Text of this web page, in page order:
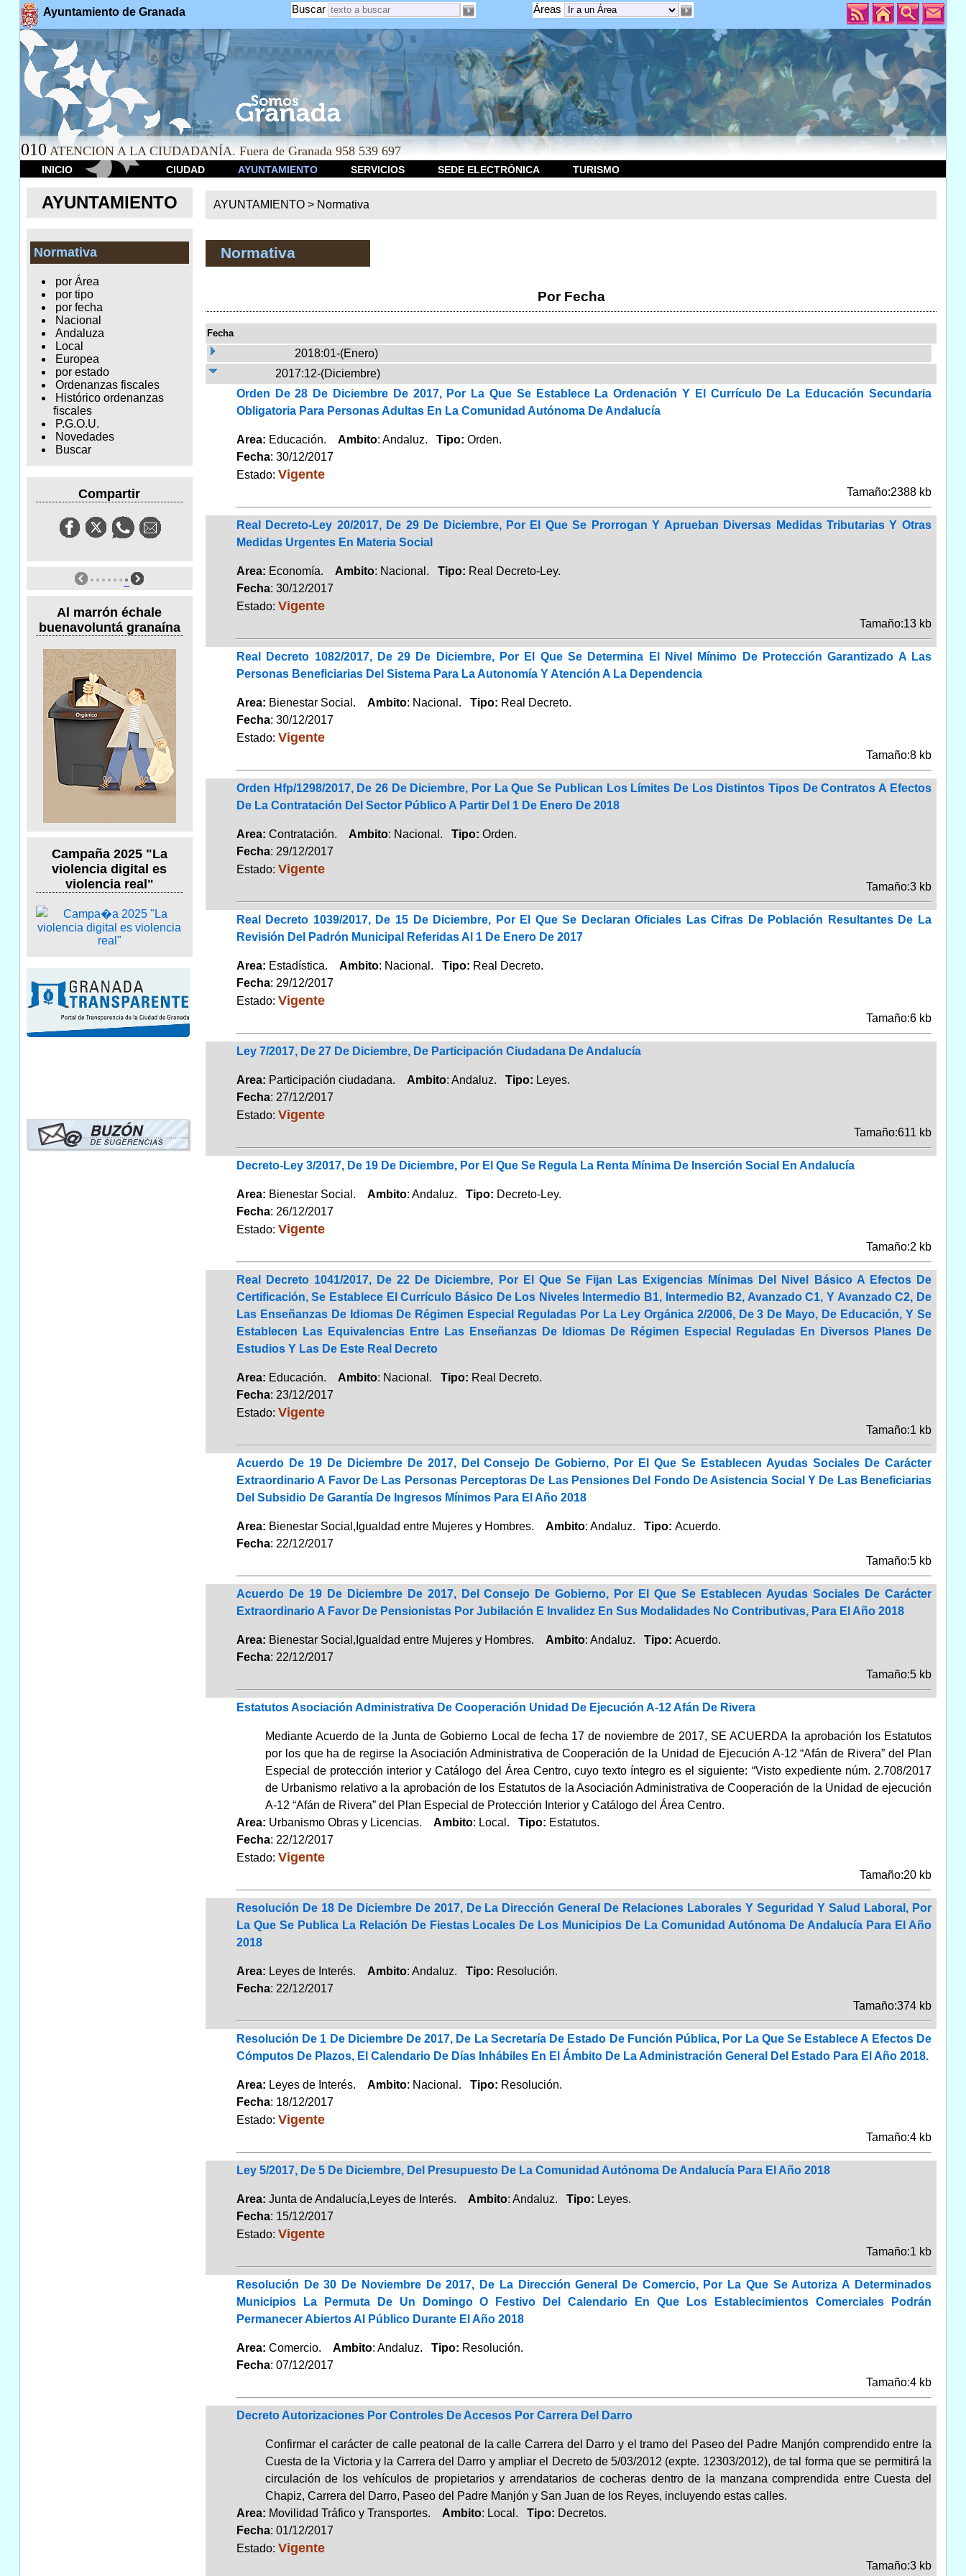
Ayuntamiento de Granada Áreas
Buscar
010 ATENCION A LA CIUDADANÍA. Fuera de Granada 958 539 697
INICIO CIUDAD AYUNTAMIENTO SERVICIOS SEDE ELECTRÓNICA TURISMO
AYUNTAMIENTO
Normativa
por Área
por tipo
por fecha
Nacional
Andaluza
Local
Europea
por estado
Ordenanzas fiscales
Histórico ordenanzas
fiscales
P.G.O.U.
Novedades
Buscar
Compartir
Al marrón échale
buenavoluntá granaína
Campaña 2025 "La
violencia digital es
violencia real"
AYUNTAMIENTO > Normativa
Normativa
Por Fecha
Fecha
2018:01-(Enero)
2017:12-(Diciembre)
Orden De 28 De Diciembre De 2017, Por La Que Se Establece La Ordenación Y El Currículo De La Educación Secundaria
Obligatoria Para Personas Adultas En La Comunidad Autónoma De Andalucía
Area: Educación. Ambito: Andaluz. Tipo: Orden.
Fecha: 30/12/2017
Estado: Vigente
Tamaño:2388 kb
Real Decreto-Ley 20/2017, De 29 De Diciembre, Por El Que Se Prorrogan Y Aprueban Diversas Medidas Tributarias Y Otras
Medidas Urgentes En Materia Social
Area: Economía. Ambito: Nacional. Tipo: Real Decreto-Ley.
Fecha: 30/12/2017
Estado: Vigente
Tamaño:13 kb
Real Decreto 1082/2017, De 29 De Diciembre, Por El Que Se Determina El Nivel Mínimo De Protección Garantizado A Las
Personas Beneficiarias Del Sistema Para La Autonomía Y Atención A La Dependencia
Area: Bienestar Social. Ambito: Nacional. Tipo: Real Decreto.
Fecha: 30/12/2017
Estado: Vigente
Tamaño:8 kb
Orden Hfp/1298/2017, De 26 De Diciembre, Por La Que Se Publican Los Límites De Los Distintos Tipos De Contratos A Efectos
De La Contratación Del Sector Público A Partir Del 1 De Enero De 2018
Area: Contratación. Ambito: Nacional. Tipo: Orden.
Fecha: 29/12/2017
Estado: Vigente
Tamaño:3 kb
Real Decreto 1039/2017, De 15 De Diciembre, Por El Que Se Declaran Oficiales Las Cifras De Población Resultantes De La
Revisión Del Padrón Municipal Referidas Al 1 De Enero De 2017
Area: Estadística. Ambito: Nacional. Tipo: Real Decreto.
Fecha: 29/12/2017
Estado: Vigente
Tamaño:6 kb
Ley 7/2017, De 27 De Diciembre, De Participación Ciudadana De Andalucía
Area: Participación ciudadana. Ambito: Andaluz. Tipo: Leyes.
Fecha: 27/12/2017
Estado: Vigente
Tamaño:611 kb
Decreto-Ley 3/2017, De 19 De Diciembre, Por El Que Se Regula La Renta Mínima De Inserción Social En Andalucía
Area: Bienestar Social. Ambito: Andaluz. Tipo: Decreto-Ley.
Fecha: 26/12/2017
Estado: Vigente
Tamaño:2 kb
Real Decreto 1041/2017, De 22 De Diciembre, Por El Que Se Fijan Las Exigencias Mínimas Del Nivel Básico A Efectos De
Certificación, Se Establece El Currículo Básico De Los Niveles Intermedio B1, Intermedio B2, Avanzado C1, Y Avanzado C2, De
Las Enseñanzas De Idiomas De Régimen Especial Reguladas Por La Ley Orgánica 2/2006, De 3 De Mayo, De Educación, Y Se
Establecen Las Equivalencias Entre Las Enseñanzas De Idiomas De Régimen Especial Reguladas En Diversos Planes De
Estudios Y Las De Este Real Decreto
Area: Educación. Ambito: Nacional. Tipo: Real Decreto.
Fecha: 23/12/2017
Estado: Vigente
Tamaño:1 kb
Acuerdo De 19 De Diciembre De 2017, Del Consejo De Gobierno, Por El Que Se Establecen Ayudas Sociales De Carácter
Extraordinario A Favor De Las Personas Perceptoras De Las Pensiones Del Fondo De Asistencia Social Y De Las Beneficiarias
Del Subsidio De Garantía De Ingresos Mínimos Para El Año 2018
Area: Bienestar Social,Igualdad entre Mujeres y Hombres. Ambito: Andaluz. Tipo: Acuerdo.
Fecha: 22/12/2017
Tamaño:5 kb
Acuerdo De 19 De Diciembre De 2017, Del Consejo De Gobierno, Por El Que Se Establecen Ayudas Sociales De Carácter
Extraordinario A Favor De Pensionistas Por Jubilación E Invalidez En Sus Modalidades No Contributivas, Para El Año 2018
Area: Bienestar Social,Igualdad entre Mujeres y Hombres. Ambito: Andaluz. Tipo: Acuerdo.
Fecha: 22/12/2017
Tamaño:5 kb
Estatutos Asociación Administrativa De Cooperación Unidad De Ejecución A-12 Afán De Rivera
Mediante Acuerdo de la Junta de Gobierno Local de fecha 17 de noviembre de 2017, SE ACUERDA la aprobación los Estatutos
por los que ha de regirse la Asociación Administrativa de Cooperación de la Unidad de Ejecución A-12 “Afán de Rivera” del Plan
Especial de protección interior y Catálogo del Área Centro, cuyo texto íntegro es el siguiente: “Visto expediente núm. 2.708/2017
de Urbanismo relativo a la aprobación de los Estatutos de la Asociación Administrativa de Cooperación de la Unidad de ejecución
A-12 “Afán de Rivera” del Plan Especial de Protección Interior y Catálogo del Área Centro.
Area: Urbanismo Obras y Licencias. Ambito: Local. Tipo: Estatutos.
Fecha: 22/12/2017
Estado: Vigente
Tamaño:20 kb
Resolución De 18 De Diciembre De 2017, De La Dirección General De Relaciones Laborales Y Seguridad Y Salud Laboral, Por
La Que Se Publica La Relación De Fiestas Locales De Los Municipios De La Comunidad Autónoma De Andalucía Para El Año
2018
Area: Leyes de Interés. Ambito: Andaluz. Tipo: Resolución.
Fecha: 22/12/2017
Tamaño:374 kb
Resolución De 1 De Diciembre De 2017, De La Secretaría De Estado De Función Pública, Por La Que Se Establece A Efectos De
Cómputos De Plazos, El Calendario De Días Inhábiles En El Ámbito De La Administración General Del Estado Para El Año 2018.
Area: Leyes de Interés. Ambito: Nacional. Tipo: Resolución.
Fecha: 18/12/2017
Estado: Vigente
Tamaño:4 kb
Ley 5/2017, De 5 De Diciembre, Del Presupuesto De La Comunidad Autónoma De Andalucía Para El Año 2018
Area: Junta de Andalucía,Leyes de Interés. Ambito: Andaluz. Tipo: Leyes.
Fecha: 15/12/2017
Estado: Vigente
Tamaño:1 kb
Resolución De 30 De Noviembre De 2017, De La Dirección General De Comercio, Por La Que Se Autoriza A Determinados
Municipios La Permuta De Un Domingo O Festivo Del Calendario En Que Los Establecimientos Comerciales Podrán
Permanecer Abiertos Al Público Durante El Año 2018
Area: Comercio. Ambito: Andaluz. Tipo: Resolución.
Fecha: 07/12/2017
Tamaño:4 kb
Decreto Autorizaciones Por Controles De Accesos Por Carrera Del Darro
Confirmar el carácter de calle peatonal de la calle Carrera del Darro y el tramo del Paseo del Padre Manjón comprendido entre la
Cuesta de la Victoria y la Carrera del Darro y ampliar el Decreto de 5/03/2012 (expte. 12303/2012), de tal forma que se permitirá la
circulación de los vehículos de propietarios y arrendatarios de cocheras dentro de la manzana comprendida entre Cuesta del
Chapiz, Carrera del Darro, Paseo del Padre Manjón y San Juan de los Reyes, incluyendo estas calles.
Area: Movilidad Tráfico y Transportes. Ambito: Local. Tipo: Decretos.
Fecha: 01/12/2017
Estado: Vigente
Tamaño:3 kb